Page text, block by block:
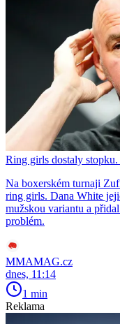
Ring girls dostaly
Na boxerském turnaji
ring girls. Dana White
mužskou variantu a
problém.
MMAMAG.cz
dnes, 11:14
1 min
Reklama